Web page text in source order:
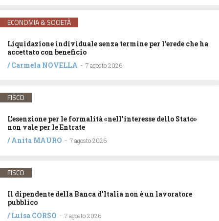
ECONOMIA & SOCIETÀ
Liquidazione individuale senza termine per l’erede che ha
accettato con beneficio
/Carmela NOVELLA - 7 agosto 2026
FISCO
L’esenzione per le formalità «nell’interesse dello Stato»
non vale per le Entrate
/Anita MAURO - 7 agosto 2026
FISCO
Il dipendente della Banca d’Italia non è un lavoratore
pubblico
/Luisa CORSO - 7 agosto 2026